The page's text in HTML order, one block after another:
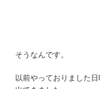
そうなんです。
以前やっておりました